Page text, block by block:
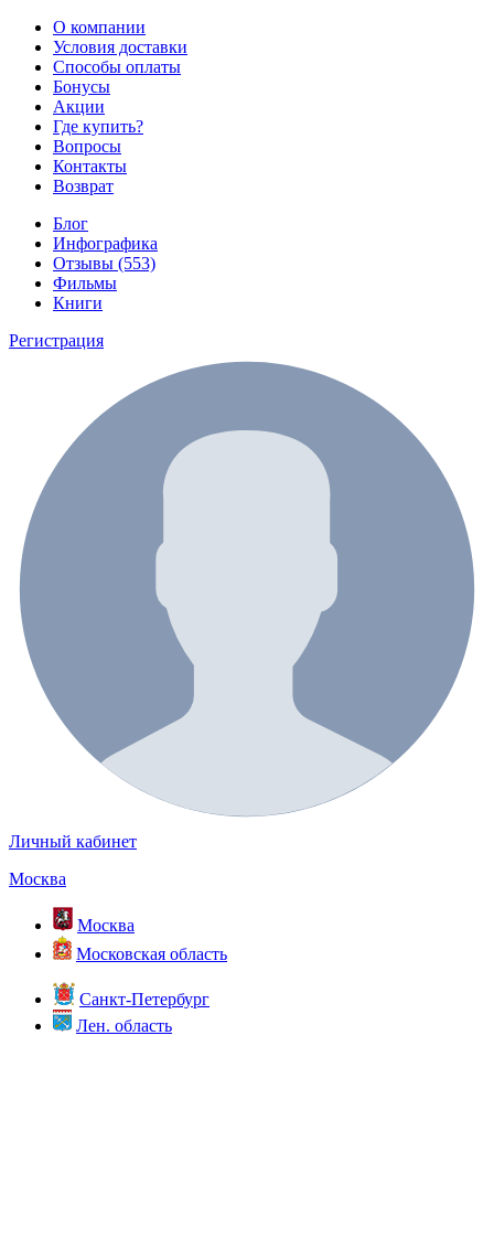
О компании
Условия доставки
Способы оплаты
Бонусы
Акции
Где купить?
Вопросы
Контакты
Возврат
Блог
Инфографика
Отзывы (553)
Фильмы
Книги
Регистрация
Личный кабинет
Москва
Москва
Московская область
Санкт-Петербург
Лен. область